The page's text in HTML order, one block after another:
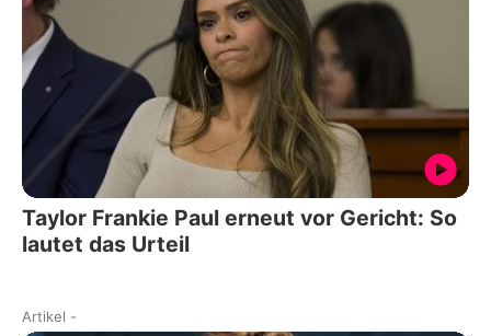
Taylor Frankie Paul erneut vor Gericht: So
lautet das Urteil
Artikel -